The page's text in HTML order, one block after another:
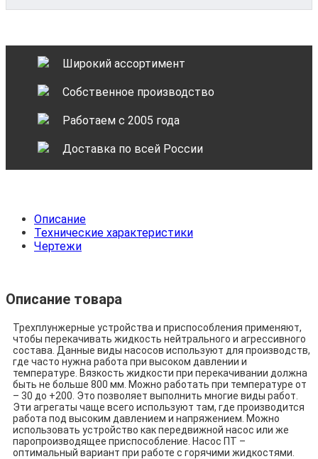
Широкий ассортимент
Собственное производство
Работаем с 2005 года
Доставка по всей России
Описание
Технические характеристики
Чертежи
Описание товара
Трехплунжерные устройства и приспособления применяют,
чтобы перекачивать жидкость нейтрального и агрессивного
состава. Данные виды насосов используют для производств,
где часто нужна работа при высоком давлении и
температуре. Вязкость жидкости при перекачивании должна
быть не больше 800 мм. Можно работать при температуре от
– 30 до +200. Это позволяет выполнить многие виды работ.
Эти агрегаты чаще всего используют там, где производится
работа под высоким давлением и напряжением. Можно
использовать устройство как передвижной насос или же
паропроизводящее приспособление. Насос ПТ –
оптимальный вариант при работе с горячими жидкостями.